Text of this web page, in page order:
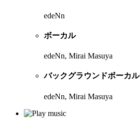
edeNn
ボーカル
edeNn, Mirai Masuya
バックグラウンドボーカル
edeNn, Mirai Masuya